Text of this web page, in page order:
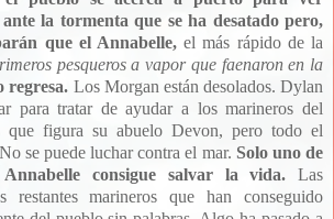
la tormenta que se ha desatado pero,
que el Annabelle,el más rápido de la
pesqueros a vapor que faenaron en la
regresa. Los Morgan están desolados. Dylan
para tratar de ayudar a los marineros del
que figura su abuelo Devon, pero todo el
se puede luchar contra el mar. Solo uno de
consigue salvar la vida. Las
restantes marineros que han conseguido